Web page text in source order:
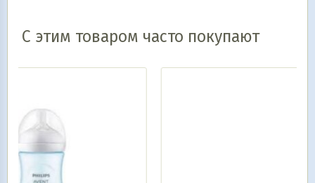
С этим товаром часто покупают